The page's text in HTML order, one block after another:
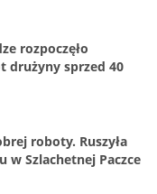
rozpoczęło
drużyny sprzed 40
roboty. Ruszyła
Szlachetnej Paczce